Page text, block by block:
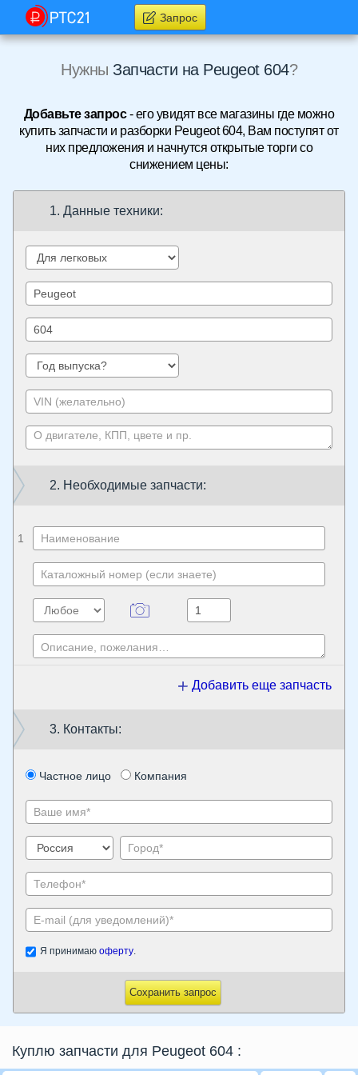
Запрос
Нужны Запчасти на Peugeot 604?
Добавьте запрос- его увидят все магазины где можно
купить запчасти и разборки Peugeot 604, Вам поступят от
них предложения и начнутся открытые торги со
снижением цены:
1. Данные техники:
2. Необходимые запчасти:
1
Добавить еще запчасть
3. Контакты:
Частное лицо Компания
Я принимаю оферту.
Сохранить запрос
Куплю запчасти для Peugeot 604 :